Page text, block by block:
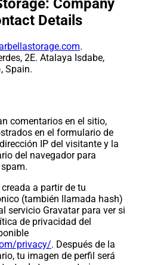
Company
Details
.
2E. Atalaya Isdabe,
Spain.
comentarios en el sitio,
en el formulario de
IP del visitante y la
del navegador para
a partir de tu
(también llamada hash)
servicio Gravatar para ver si
de privacidad del
privacy/. Después de la
tu imagen de perfil será